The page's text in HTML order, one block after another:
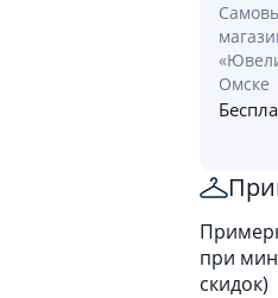
Омске
при
скидок)